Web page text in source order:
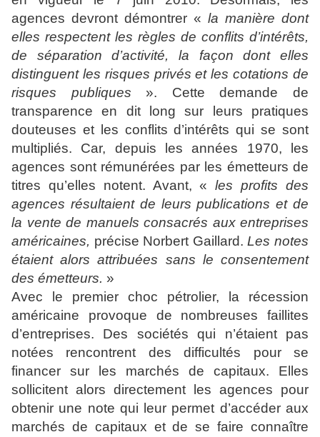
agences devront démontrer « la manière dont
elles respectent les règles de conflits d’intérêts,
de séparation d’activité, la façon dont elles
distinguent les risques privés et les cotations de
risques publiques ». Cette demande de
transparence en dit long sur leurs pratiques
douteuses et les conflits d’intérêts qui se sont
multipliés. Car, depuis les années 1970, les
agences sont rémunérées par les émetteurs de
titres qu’elles notent. Avant, «les profits des
agences résultaient de leurs publications et de
la vente de manuels consacrés aux entreprises
américaines, précise Norbert Gaillard.Les notes
étaient alors attribuées sans le consentement
des émetteurs. »
Avec le premier choc pétrolier, la récession
américaine provoque de nombreuses faillites
d’entreprises. Des sociétés qui n’étaient pas
notées rencontrent des difficultés pour se
financer sur les marchés de capitaux. Elles
sollicitent alors directement les agences pour
obtenir une note qui leur permet d’accéder aux
marchés de capitaux et de se faire connaître